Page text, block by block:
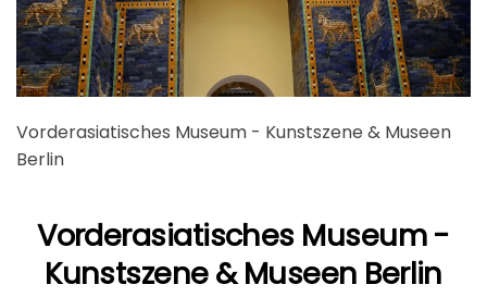
Vorderasiatisches Museum - Kunstszene & Museen
Berlin
Vorderasiatisches Museum -
Kunstszene & Museen Berlin